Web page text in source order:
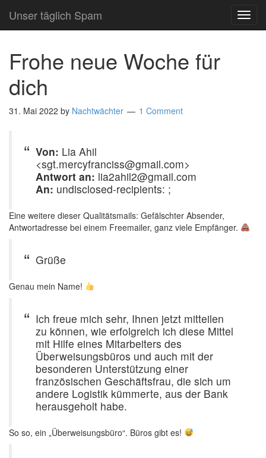
Unser täglich Spam
Frohe neue Woche für
dich
31. Mai 2022 by Nachtwächter 1 Comment
Von: Lia Ahil
<sgt.mercyfranciss@gmail.com>
Antwort an: lia2ahil2@gmail.com
An: undisclosed-recipients: ;
Eine weitere dieser Qualitätsmails: Gefälschter Absender,
Antwortadresse bei einem Freemailer, ganz viele Empfänger.
Grüße
Genau mein Name!
Ich freue mich sehr, Ihnen jetzt mitteilen
zu können, wie erfolgreich ich diese Mittel
mit Hilfe eines Mitarbeiters des
Überweisungsbüros und auch mit der
besonderen Unterstützung einer
französischen Geschäftsfrau, die sich um
andere Logistik kümmerte, aus der Bank
herausgeholt habe.
So so, ein „Überweisungsbüro“. Büros gibt es!